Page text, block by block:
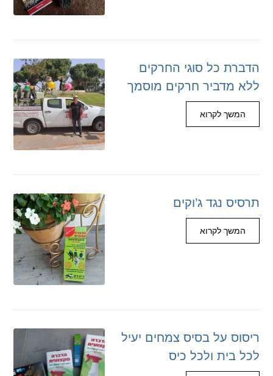
הדברת כל סוגי החרקים
ללא מדביר חרקים מוסמך
המשך לקרוא
תרסיס נגד ג’וקים
המשך לקרוא
ריסוס על בסיס צמחים יעיל
לכל בית ולכל כיס